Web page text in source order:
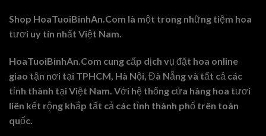
Shop HoaTuoiBinhAn.Com là một trong những tiệm hoa
tươi uy tín nhất Việt Nam.
HoaTuoiBinhAn.Com cung cấp dịch vụ đặt hoa online
giao tận nơi tại TPHCM, Hà Nội, Đà Nẵng và tất cả các
tỉnh thành tại Việt Nam. Với hệ thống cửa hàng hoa tươi
liên kết rộng khắp tất cả các tỉnh thành phố trên toàn
quốc.